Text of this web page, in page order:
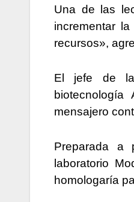
Una de las
incrementar
recursos»,
El jefe de
mensajero
Preparada a
laboratorio
homologaría